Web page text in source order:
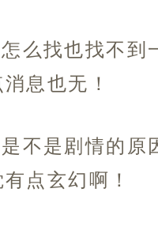
么找也找不到
息也无！
不是剧情的原
点玄幻啊！